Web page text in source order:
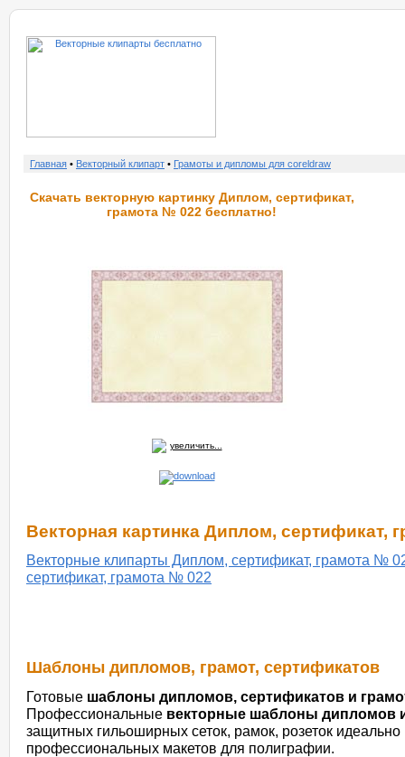
Главная • Векторный клипарт • Грамоты и дипломы для coreldraw
Скачать векторную картинку Диплом, сертификат,
грамота № 022 бесплатно!
увеличить...
Векторная картинка Диплом, сертификат,
Векторные клипарты Диплом, сертификат, грамота №
сертификат, грамота № 022
Шаблоны дипломов, грамот, сертификатов
Готовые шаблоны дипломов, сертификатов и
Профессиональные векторные шаблоны дипломов
защитных гильоширных сеток, рамок, розеток
профессиональных макетов для полиграфии.